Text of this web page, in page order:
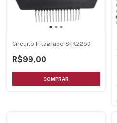
Circuito Integrado STK2250
R$99,00